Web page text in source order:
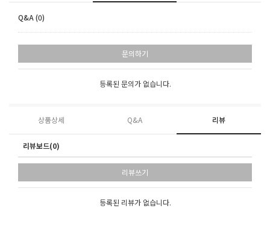
Q&A (0)
문의하기
등록된 문의가 없습니다.
상품상세 Q&A 리뷰
리뷰보드(0)
리뷰쓰기
등록된 리뷰가 없습니다.